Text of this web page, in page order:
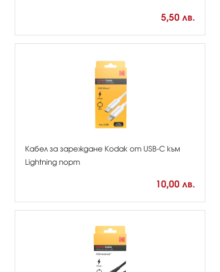
5,50 лв.
Кабел за зареждане Kodak от USB-C към
Lightning порт
10,00 лв.